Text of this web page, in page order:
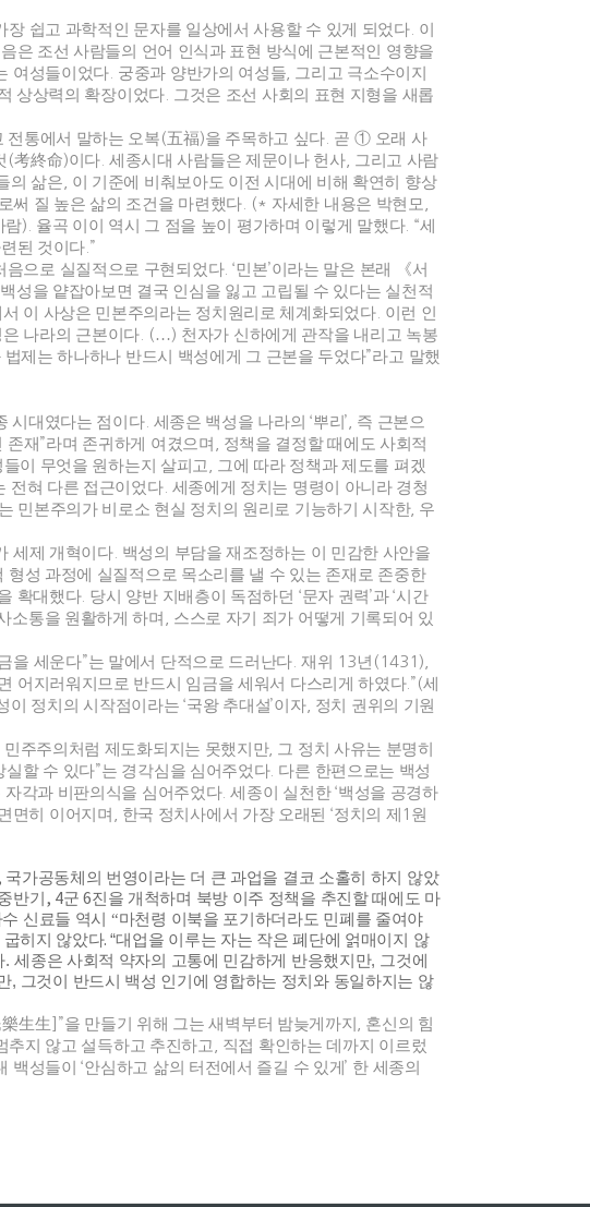
쉽고 과학적인 문자를 일상에서 사용할 수 있게 되었다. 이
은 조선 사람들의 언어 인식과 표현 방식에 근본적인 영향을
여성들이었다 궁중과 양반가의 여성들
그리고 극소수이지
상상력의 확장이었다.
그것은 조선 사회의 표현 지형을 새롭
전통에서 말하는 오복(五福)을 주목하고 싶다 곧 ① 오래 사
(考終命)이다. 세종시대 사람들은 제문이나 헌사,
그리고 사람
의 삶은
이 기준에 비춰보아도 이전 시대에 비해 확연히 향상
써 질 높은 삶의 조건을 마련했다 . (* 자세한 내용은 박현모
람). 율곡 이이 역시 그 점을 높이 평가하며 이렇게 말했다. “세
된 것이다 .”
음으로 실질적으로 구현되었다. ‘민본’이라는 말은 본래 《서
성을 얕잡아보면 결국 인심을 잃고 고립될 수 있다는 실천적
이 사상은 민본주의라는 정치원리로 체계화되었다. 이런 인
나라의 근본이다 . (…) 천자가 신하에게 관작을 내리고 녹봉
법제는 하나하나 반드시 백성에게 그 근본을 두었다”라고 말했
시대였다는 점이다. 세종은 백성을 나라의 ‘뿌리’, 즉 근본으
존재 ”라며 존귀하게 여겼으며
정책을 결정할 때에도 사회적
들이 무엇을 원하는지 살피고
그에 따라 정책과 제도를 펴겠
전혀 다른 접근이었다. 세종에게 정치는 명령이 아니라 경청
민본주의가 비로소 현실 정치의 원리로 기능하기 시작한, 우
세제 개혁이다. 백성의 부담을 재조정하는 이 민감한 사안을
형성 과정에 실질적으로 목소리를 낼 수 있는 존재로 존중한
확대했다. 당시 양반 지배층이 독점하던 ‘문자 권력’과‘시간
소통을 원활하게 하며
스스로 자기 죄가 어떻게 기록되어 있
을 세운다”는 말에서 단적으로 드러난다 .재위 13 년 (1431),
어지러워지므로 반드시 임금을 세워서 다스리게 하였다.”(세
이 정치의 시작점이라는‘국왕 추대설’이자, 정치 권위의 기원
주주의처럼 제도화되지는 못했지만, 그 정치 사유는 분명히
실할 수 있다”는 경각심을 심어주었다. 다른 한편으로는 백성
자각과 비판의식을 심어주었다.세종이 실천한 ‘백성을 공경하
면히 이어지며 한국 정치사에서 가장 오래된 ‘정치의 제 1 원
국가공동체의 번영이라는 더 큰 과업을 결코 소홀히 하지 않았
반기 , 4군 6진을 개척하며 북방 이주 정책을 추진할 때에도 마
신료들 역시 “마천령 이북을 포기하더라도 민폐를 줄여야
굽히지 않았다.“대업을 이루는 자는 작은 폐단에 얽매이지 않
.세종은 사회적 약자의 고통에 민감하게 반응했지만, 그것에
, 그것이 반드시 백성 인기에 영합하는 정치와 동일하지는 않
樂生生 ]”을 만들기 위해 그는 새벽부터 밤늦게까지
혼신의 힘
추지 않고 설득하고 추진하고
직접 확인하는 데까지 이르렀
백성들이‘안심하고 삶의 터전에서 즐길 수 있게’ 한 세종의